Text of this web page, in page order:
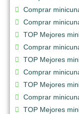
Comprar
Comprar
TOP Mejores
Comprar
TOP Mejores
Comprar
TOP Mejores
Comprar
TOP Mejores